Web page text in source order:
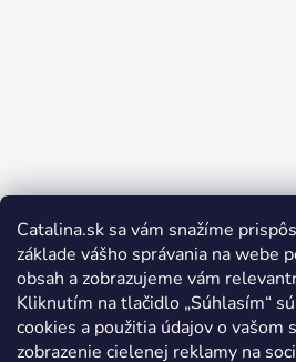
Catalina.sk sa vám snažíme
základe vášho správania na webe
obsah a zobrazujeme vám
Kliknutím na tlačidlo „Súhlasím“
cookies a použitia údajov o vašom
zobrazenie cielenej reklamy na
Sledovať na